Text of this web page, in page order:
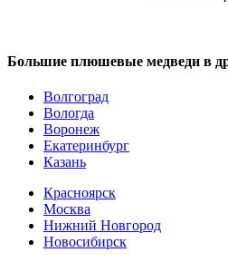
Большие плюшевые медведи в
Волгоград
Вологда
Воронеж
Екатеринбург
Казань
Красноярск
Москва
Нижний Новгород
Новосибирск